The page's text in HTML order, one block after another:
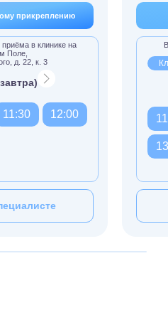
прикреплению
в клинике на
Поле,
д. 22, к. 3
11:30 12:00